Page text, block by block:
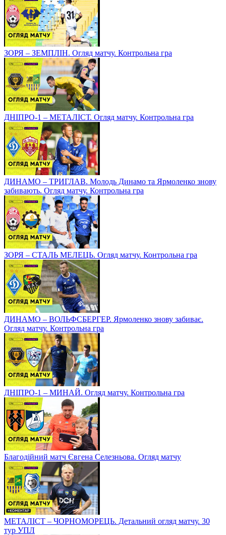
ЗОРЯ – ЗЕМПЛІН. Огляд матчу. Контрольна гра
ДНІПРО-1 – МЕТАЛІСТ. Огляд матчу. Контрольна гра
ДИНАМО – ТРИГЛАВ. Молодь Динамо та Ярмоленко знову
забивають. Огляд матчу. Контрольна гра
ЗОРЯ – СТАЛЬ МЕЛЕЦЬ. Огляд матчу. Контрольна гра
ДИНАМО – ВОЛЬФСБЕРГЕР. Ярмоленко знову забиває.
Огляд матчу. Контрольна гра
ДНІПРО-1 – МИНАЙ. Огляд матчу. Контрольна гра
Благодійний матч Євгена Селезньова. Огляд матчу
МЕТАЛІСТ – ЧОРНОМОРЕЦЬ. Детальний огляд матчу. 30
тур УПЛ